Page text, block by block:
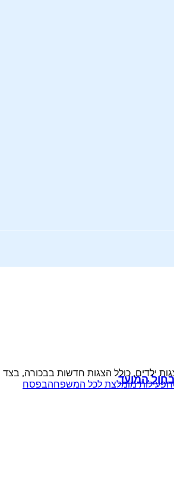
המועד
כולל הצגות חדשות בבכורה, בצד
פעילות מומלצת לכל המשפחהבפסח